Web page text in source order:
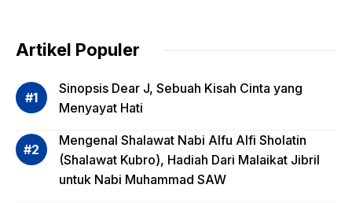
dalam
si
Risiko
asi
Reksa
Artikel Populer
Sinopsis Dear J, Sebuah Kisah Cinta yang
Menyayat Hati
Mengenal Shalawat Nabi Alfu Alfi Sholatin
(Shalawat Kubro), Hadiah Dari Malaikat Jibril
untuk Nabi Muhammad SAW